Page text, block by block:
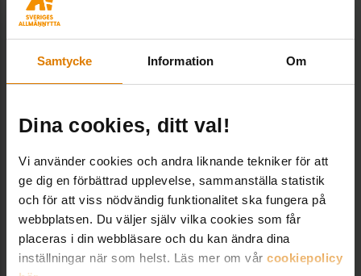
Samtycke Information Om
Dina cookies, ditt val!
Vi använder cookies och andra liknande tekniker för att
ge dig en förbättrad upplevelse, sammanställa statistik
och för att viss nödvändig funktionalitet ska fungera på
webbplatsen. Du väljer själv vilka cookies som får
placeras i din webbläsare och du kan ändra dina
inställningar när som helst. Läs mer om vår cookiepolicy
Vaktmästeriet och tar bland annat hand om
beställningar och kundtjänstfrågor i vår webbshop.
vaktmasteri@sverigesallmannytta.se
VANLIGA FRÅGOR
Hur lång är leveranstiden?
Hur gör jag för att ladda ner en fil?